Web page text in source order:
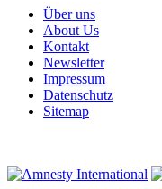
Über uns
About Us
Kontakt
Newsletter
Impressum
Datenschutz
Sitemap